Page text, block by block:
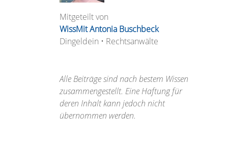
Mitgeteilt von
WissMit Antonia Buschbeck
Dingeldein • Rechtsanwälte
Alle Beiträge sind nach bestem Wissen
zusammengestellt. Eine Haftung für
deren Inhalt kann jedoch nicht
übernommen werden.